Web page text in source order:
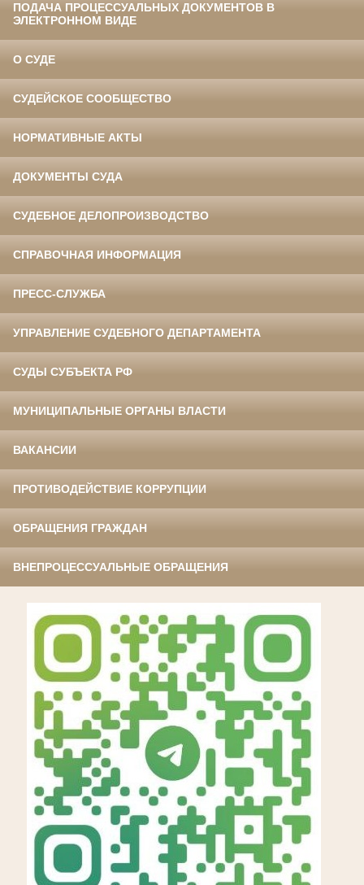
ПОДАЧА ПРОЦЕССУАЛЬНЫХ ДОКУМЕНТОВ В
ЭЛЕКТРОННОМ ВИДЕ
О СУДЕ
СУДЕЙСКОЕ СООБЩЕСТВО
НОРМАТИВНЫЕ АКТЫ
ДОКУМЕНТЫ СУДА
СУДЕБНОЕ ДЕЛОПРОИЗВОДСТВО
СПРАВОЧНАЯ ИНФОРМАЦИЯ
ПРЕСС-СЛУЖБА
УПРАВЛЕНИЕ СУДЕБНОГО ДЕПАРТАМЕНТА
СУДЫ СУБЪЕКТА РФ
МУНИЦИПАЛЬНЫЕ ОРГАНЫ ВЛАСТИ
ВАКАНСИИ
ПРОТИВОДЕЙСТВИЕ КОРРУПЦИИ
ОБРАЩЕНИЯ ГРАЖДАН
ВНЕПРОЦЕССУАЛЬНЫЕ ОБРАЩЕНИЯ